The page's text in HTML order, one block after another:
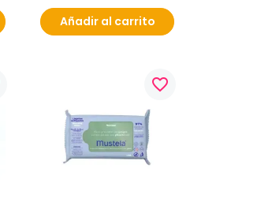
Añadir al carrito
favorite_border